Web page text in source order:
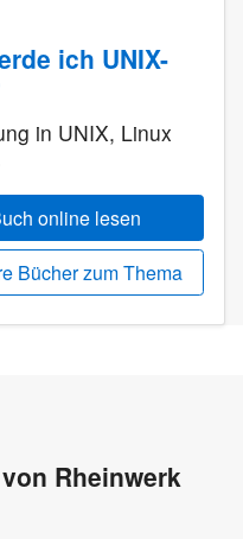
ich UNIX-
in UNIX, Linux
online lesen
Bücher zum Thema
Rheinwerk